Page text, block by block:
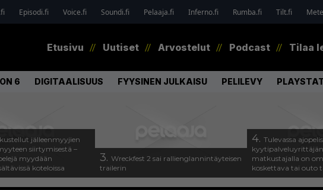
Episodi.fi Voice.fi Soundi.fi Pelaaja.fi Inferno.fi Rumba.fi Tilt.fi
Etusivu Uutiset Arvostelut Podcast Tilaa
6 DIGITAALISUUS FYYSINEN JULKAISU PELILEVY
jälleenmyyjien
siirtymisestä –
myydään
koteloissa
3. Wreckfest 2 sai rallienglannintäyteisen
trailerin
4. Tulevassa
kyytipalveluyrittäjän
matkustajalla on
koskettava tai outo